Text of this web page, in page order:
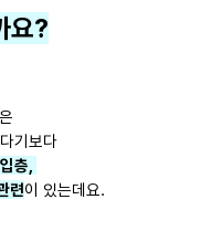
요?
기보다
층,
련이 있는데요.